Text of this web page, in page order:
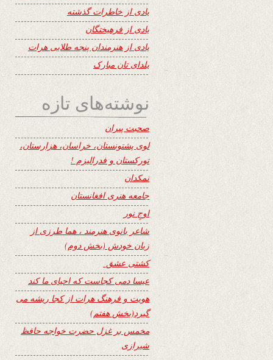
یادی از خاطرات گذشته
یادی از فرهیختگان
یادی از هنرمندان پنجه طلایی هرات
یلدای تان مبارک
نوشته‌های تازه
صحبت پیران
لوی پشتونستان، خراسان، هزارستان،
تورکستان و فدرالیزم !
نمکدان
جامعه هنری افغانستان
اوجِ نور
شاعر بانوی هنرمند ، هما طرزی از
زبان خودش (بخش دوم)
کشتی عشق
عیسا دمی کجاست که احیای ما کند
هویت و فرهنگ هرات از کجا ریشه می
گیرد(بخش هفتم)
مخمس بر غزل حضرت خواجه حافظ
شیرازی